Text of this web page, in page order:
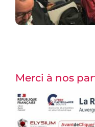
Merci à nos